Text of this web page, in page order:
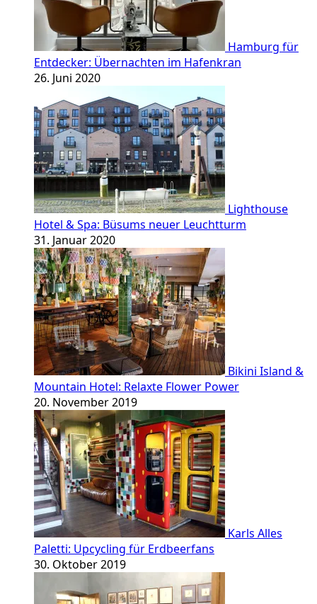
Hamburg für
Entdecker: Übernachten im Hafenkran
26. Juni 2020
Lighthouse
Hotel & Spa: Büsums neuer Leuchtturm
31. Januar 2020
Bikini Island &
Mountain Hotel: Relaxte Flower Power
20. November 2019
Karls Alles
Paletti: Upcycling für Erdbeerfans
30. Oktober 2019